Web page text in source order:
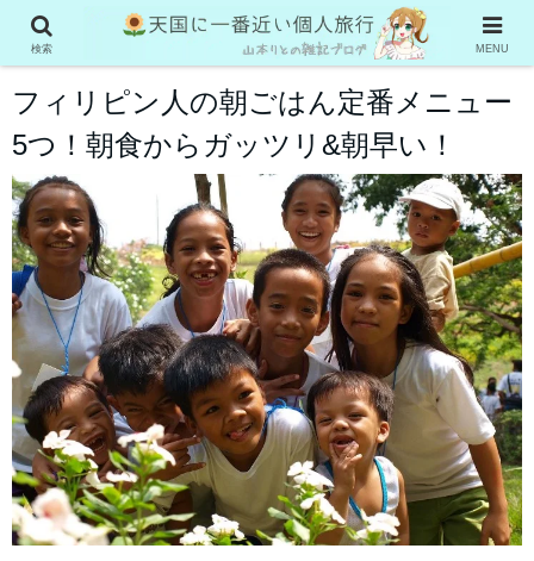
フィリピン・セブ島旅行
フィリピン人の朝ごはん定番メニュー
5つ！朝食からガッツリ&朝早い！
検索 MENU